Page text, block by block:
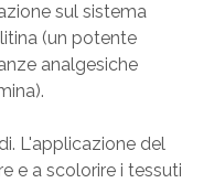
sul sistema
(un potente
analgesiche
L'applicazione del
e a scolorire i tessuti